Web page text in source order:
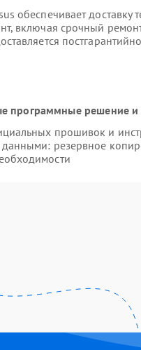
обеспечивает
включая срочный
программные решение
прошивок и
данными: резервное